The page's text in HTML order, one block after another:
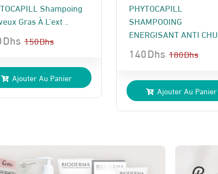
Shampoing
Gras À L’ext ..
150Dhs
:
Dhs
Ajouter Au Panier
PHYTOCAPILL
SHAMPOOING
ENERGISANT ANTI
180Dhs
prix
initial
était :
140Dhs
prix
actuel
est :
Ajouter Au Panier